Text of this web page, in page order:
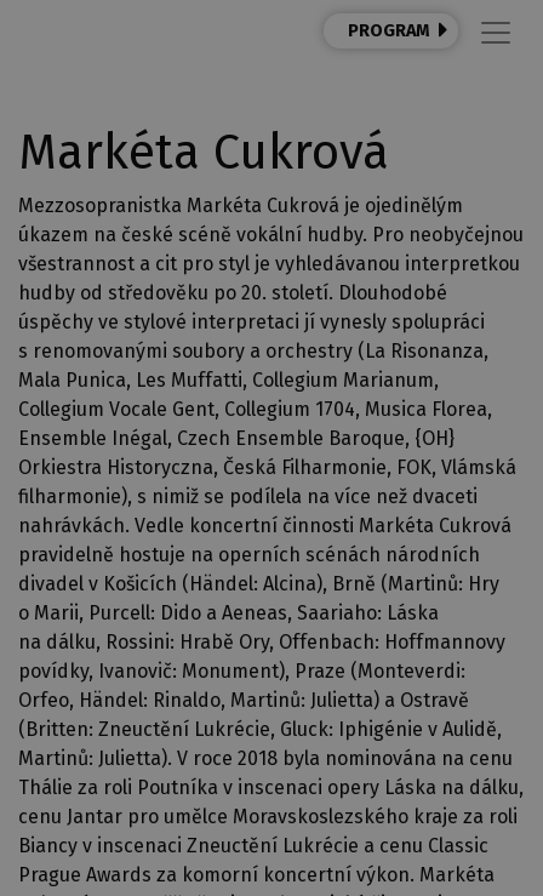
PROGRAM
Markéta Cukrová
Mezzosopranistka Markéta Cukrová je ojedinělým
úkazem na české scéně vokální hudby. Pro neobyčejnou
všestrannost a cit pro styl je vyhledávanou interpretkou
hudby od středověku po 20. století. Dlouhodobé
úspěchy ve stylové interpretaci jí vynesly spolupráci
s renomovanými soubory a orchestry (La Risonanza,
Mala Punica, Les Muffatti, Collegium Marianum,
Collegium Vocale Gent, Collegium 1704, Musica Florea,
Ensemble Inégal, Czech Ensemble Baroque, {OH}
Orkiestra Historyczna, Česká Filharmonie, FOK, Vlámská
filharmonie), s nimiž se podílela na více než dvaceti
nahrávkách. Vedle koncertní činnosti Markéta Cukrová
pravidelně hostuje na operních scénách národních
divadel v Košicích (Händel: Alcina), Brně (Martinů: Hry
o Marii, Purcell: Dido a Aeneas, Saariaho: Láska
na dálku, Rossini: Hrabě Ory, Offenbach: Hoffmannovy
povídky, Ivanovič: Monument), Praze (Monteverdi:
Orfeo, Händel: Rinaldo, Martinů: Julietta) a Ostravě
(Britten: Zneuctění Lukrécie, Gluck: Iphigénie v Aulidě,
Martinů: Julietta). V roce 2018 byla nominována na cenu
Thálie za roli Poutníka v inscenaci opery Láska na dálku,
cenu Jantar pro umělce Moravskoslezského kraje za roli
Biancy v inscenaci Zneuctění Lukrécie a cenu Classic
Prague Awards za komorní koncertní výkon. Markéta